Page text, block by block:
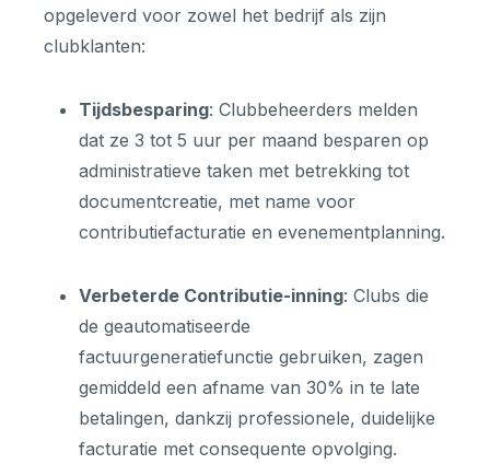
opgeleverd voor zowel het bedrijf als zijn
clubklanten:
Tijdsbesparing: Clubbeheerders melden
dat ze 3 tot 5 uur per maand besparen op
administratieve taken met betrekking tot
documentcreatie, met name voor
contributiefacturatie en evenementplanning.
Verbeterde Contributie-inning: Clubs die
de geautomatiseerde
factuurgeneratiefunctie gebruiken, zagen
gemiddeld een afname van 30% in te late
betalingen, dankzij professionele, duidelijke
facturatie met consequente opvolging.